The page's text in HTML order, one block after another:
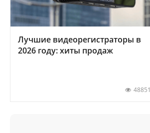
Лучшие видеорегистраторы в
2026 году: хиты продаж
48851